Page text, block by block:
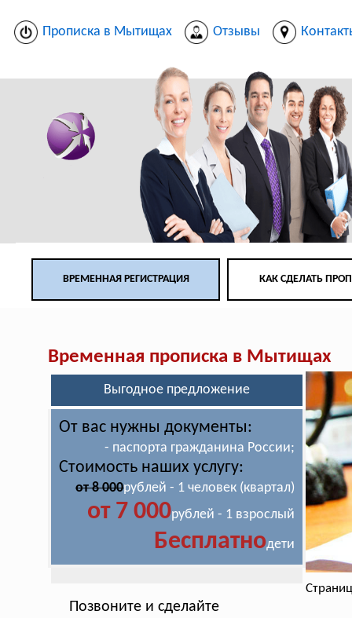
Прописка в Мытищах Отзывы
ВРЕМЕННАЯ РЕГИСТРАЦИЯ КАК СДЕЛАТЬ
Временная прописка в Мытищах
Выгодное предложение
От вас нужны документы:
- паспорта гражданина России;
Стоимость наших услугу:
от 8 000рублей - 1 человек (квартал)
от 7 000рублей - 1 взрослый
Бесплатнодети
Позвоните и сделайте